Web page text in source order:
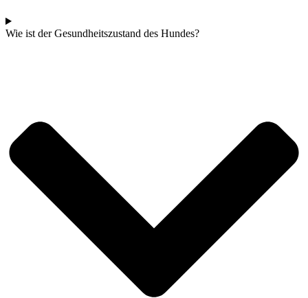
Wie ist der Gesundheitszustand des Hundes?